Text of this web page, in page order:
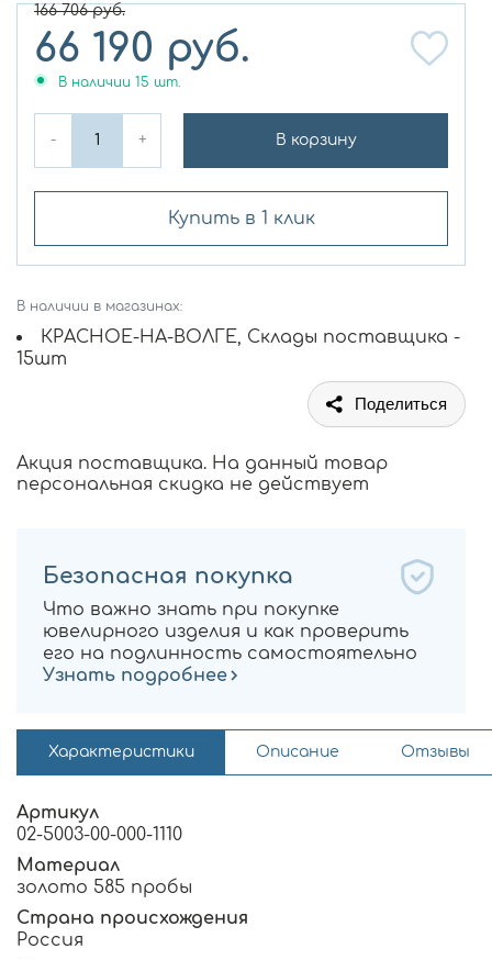
166 706руб.
66 190 руб.
В наличии 15 шт.
- + В корзину
Купить в 1 клик
В наличии в магазинах:
КРАСНОЕ-НА-ВОЛГЕ, Склады поставщика -
15шт
Поделиться
Акция поставщика. На данный товар
персональная скидка не действует
Безопасная покупка
Что важно знать при покупке
ювелирного изделия и как проверить
его на подлинность самостоятельно
Узнать подробнее
Характеристики Описание Отзывы
Артикул
02-5003-00-000-1110
Материал
золото 585 пробы
Страна происхождения
Россия